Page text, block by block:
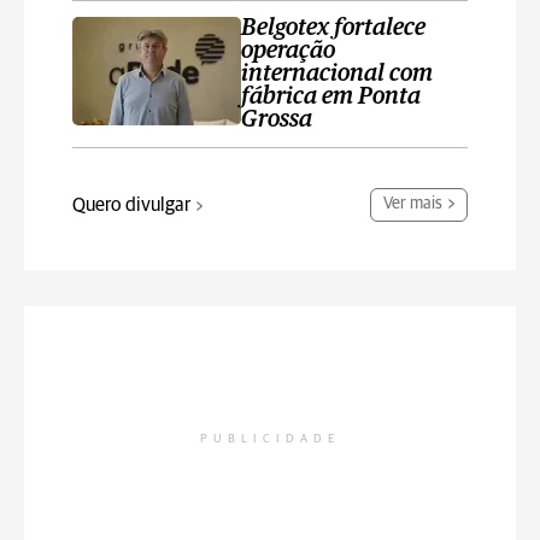
Belgotex fortalece
operação
internacional com
fábrica em Ponta
Grossa
Quero divulgar Ver mais
PUBLICIDADE